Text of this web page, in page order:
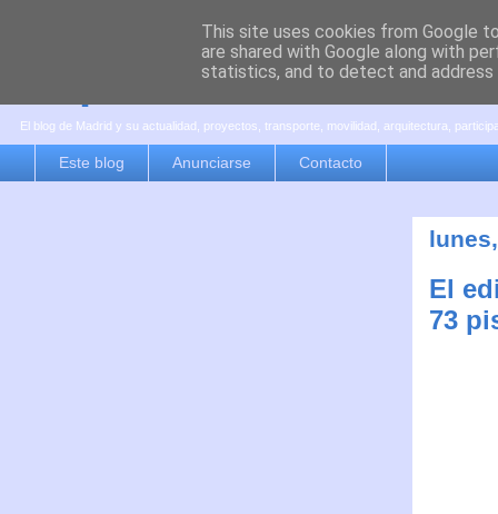
es por madrid
El blog de Madrid y su actualidad, proyectos, transporte, movilidad, arquitectura,
Este blog Anunciarse Contacto
El
73
This site uses cookies from Google
are shared with Google along with
statistics, and to detect and address